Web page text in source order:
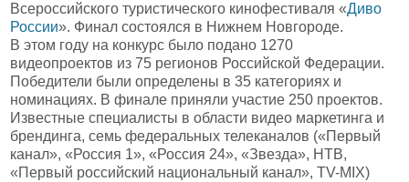
Всероссийского туристического кинофестиваля «Диво
России». Финал состоялся в Нижнем Новгороде.
В этом году на конкурс было подано 1270
видеопроектов из 75 регионов Российской Федерации.
Победители были определены в 35 категориях и
номинациях. В финале приняли участие 250 проектов.
Известные специалисты в области видео маркетинга и
брендинга, семь федеральных телеканалов («Первый
канал», «Россия 1», «Россия 24», «Звезда», НТВ,
«Первый российский национальный канал», TV-MIX)